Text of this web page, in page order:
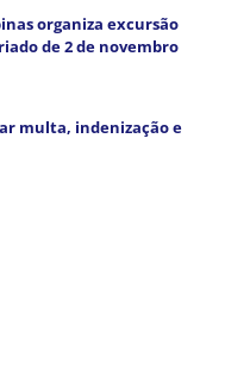
organiza excursão
de 2 de novembro
multa, indenização e